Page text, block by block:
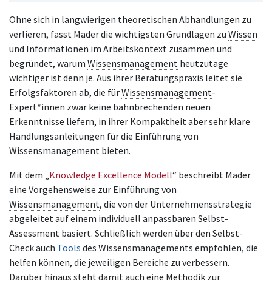
Ohne sich in langwierigen theoretischen Abhandlungen zu
verlieren, fasst Mader die wichtigsten Grundlagen zu Wissen
und Informationen im Arbeitskontext zusammen und
begründet, warum Wissensmanagement heutzutage
wichtiger ist denn je. Aus ihrer Beratungspraxis leitet sie
Erfolgsfaktoren ab, die fürWissensmanagement-
Expert*innen zwar keine bahnbrechenden neuen
Erkenntnisse liefern, in ihrer Kompaktheit aber sehr klare
Handlungsanleitungen für die Einführung von
Wissensmanagement bieten.
Mit dem „Knowledge Excellence Modell“ beschreibt Mader
eine Vorgehensweise zur Einführung von
Wissensmanagement, die von der Unternehmensstrategie
abgeleitet auf einem individuell anpassbaren Selbst-
Assessment basiert. Schließlich werden über den Selbst-
Check auch Tools des Wissensmanagements empfohlen, die
helfen können, die jeweiligen Bereiche zu verbessern.
Darüber hinaus steht damit auch eine Methodik zur